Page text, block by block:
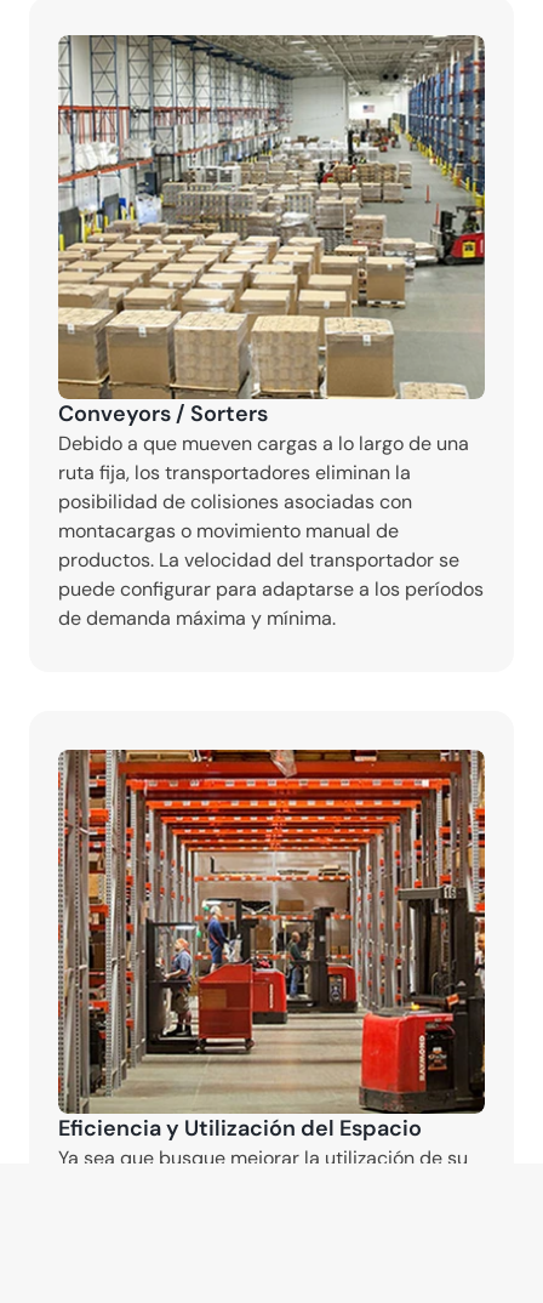
Conveyors / Sorters
Debido a que mueven cargas a lo largo de una
ruta fija, los transportadores eliminan la
posibilidad de colisiones asociadas con
montacargas o movimiento manual de
productos. La velocidad del transportador se
puede configurar para adaptarse a los períodos
de demanda máxima y mínima.
Eficiencia y Utilización del Espacio
Ya sea que busque mejorar la utilización de su